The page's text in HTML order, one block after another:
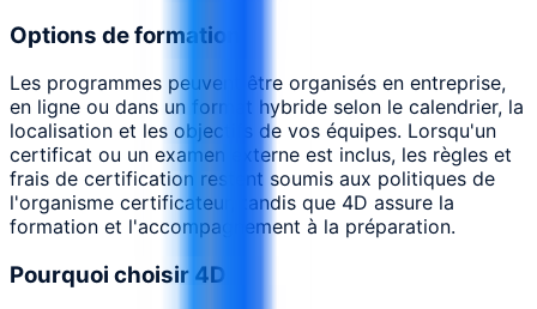
Options de formation
Les programmes peuvent être organisés en entreprise,
en ligne ou dans un format hybride selon le calendrier, la
localisation et les objectifs de vos équipes. Lorsqu'un
certificat ou un examen externe est inclus, les règles et
frais de certification restent soumis aux politiques de
l'organisme certificateur, tandis que 4D assure la
formation et l'accompagnement à la préparation.
Pourquoi choisir 4D